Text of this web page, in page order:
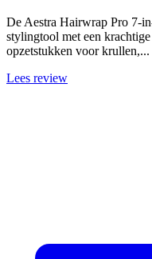
De Aestra Hairwrap Pro 7-
stylingtool met een
opzetstukken voor krullen,...
Lees review